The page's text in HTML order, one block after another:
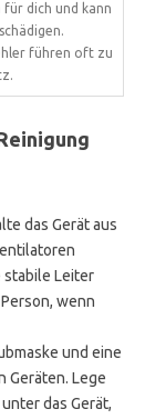
dich und kann
führen oft zu
das Gerät aus
stabile Leiter
wenn
und eine
Geräten. Lege
das Gerät,